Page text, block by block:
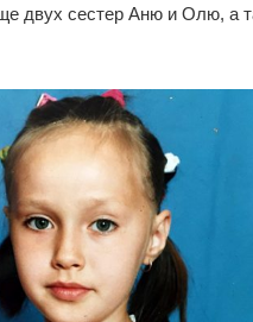
двух сестер Аню и Олю, а